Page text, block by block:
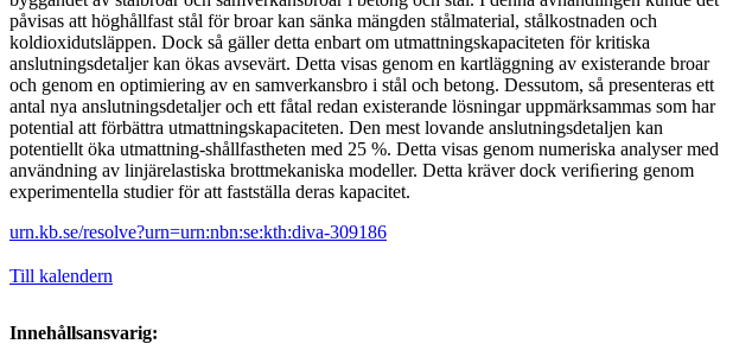
påvisas att höghållfast stål för broar kan sänka mängden stålmaterial, stålkostnaden och
koldioxidutsläppen. Dock så gäller detta enbart om utmattningskapaciteten för kritiska
anslutningsdetaljer kan ökas avsevärt. Detta visas genom en kartläggning av existerande broar
och genom en optimiering av en samverkansbro i stål och betong. Dessutom, så presenteras ett
antal nya anslutningsdetaljer och ett fåtal redan existerande lösningar uppmärksammas som har
potential att förbättra utmattningskapaciteten. Den mest lovande anslutningsdetaljen kan
potentiellt öka utmattning-shållfastheten med 25 %. Detta visas genom numeriska analyser med
användning av linjärelastiska brottmekaniska modeller. Detta kräver dock veriﬁering genom
experimentella studier för att fastställa deras kapacitet.
urn.kb.se/resolve?urn=urn:nbn:se:kth:diva-309186
Till kalendern
Innehållsansvarig: